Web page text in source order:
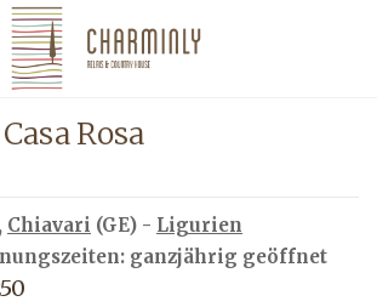
Rosa
Chiavari (GE) - Ligurien
ganzjährig geöffnet